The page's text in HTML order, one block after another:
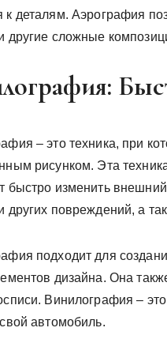
к деталям. Аэрография
другие сложные
– это техника, при
рисунком. Эта
быстро изменить
других повреждений, а
подходит для
дизайна. Она
Винилография –
автомобиль.